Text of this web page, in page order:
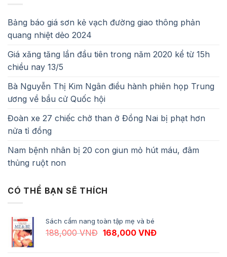
Bảng báo giá sơn kẻ vạch đường giao thông phản
quang nhiệt dẻo 2024
Giá xăng tăng lần đầu tiên trong năm 2020 kể từ 15h
chiều nay 13/5
Bà Nguyễn Thị Kim Ngân điều hành phiên họp Trung
ương về bầu cử Quốc hội
Đoàn xe 27 chiếc chở than ở Đồng Nai bị phạt hơn
nửa tỉ đồng
Nam bệnh nhân bị 20 con giun mỏ hút máu, đâm
thủng ruột non
CÓ THỂ BẠN SẼ THÍCH
Sách cẩm nang toàn tập mẹ và bé
188,000VNĐ Giá gốc là: 188,000 VNĐ.
168,000 VNĐGiá hiện tại là: